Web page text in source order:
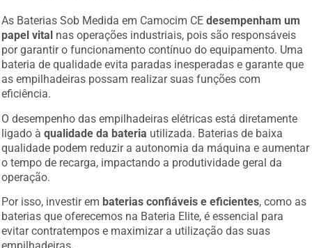
As Baterias Sob Medida em Camocim CE desempenham um
papel vital nas operações industriais, pois são responsáveis
por garantir o funcionamento contínuo do equipamento. Uma
bateria de qualidade evita paradas inesperadas e garante que
as empilhadeiras possam realizar suas funções com
eficiência.
O desempenho das empilhadeiras elétricas está diretamente
ligado à qualidade da bateria utilizada. Baterias de baixa
qualidade podem reduzir a autonomia da máquina e aumentar
o tempo de recarga, impactando a produtividade geral da
operação.
Por isso, investir em baterias confiáveis e eficientes , como as
baterias que oferecemos na Bateria Elite, é essencial para
evitar contratempos e maximizar a utilização das suas
empilhadeiras.